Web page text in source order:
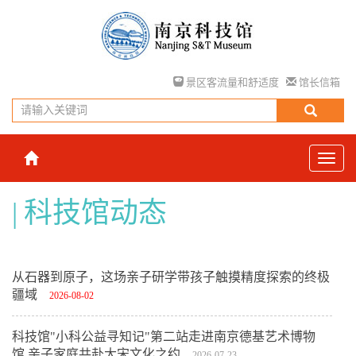
景区客流量和舒适度 馆长信箱
科技馆动态
从石器到原子，这场亲子研学带孩子触摸精度探索的终极
疆域
2026-08-02
科技馆"小科公益寻知记"第二站走进南京德基艺术博物